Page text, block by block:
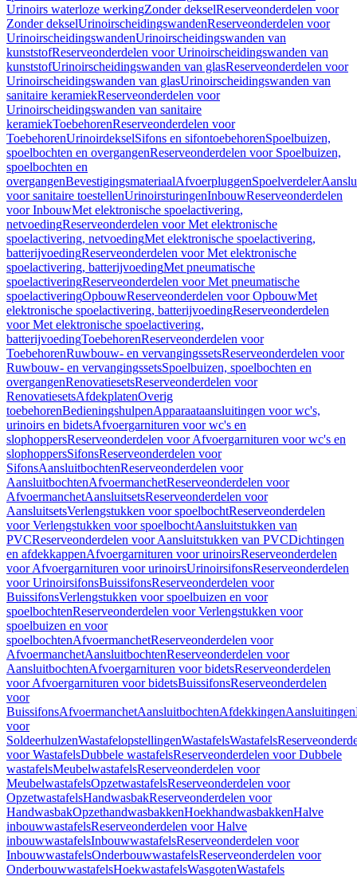
Urinoirs waterloze werkingZonder dekselReserveonderdelen voor
Zonder dekselUrinoirscheidingswandenReserveonderdelen voor
UrinoirscheidingswandenUrinoirscheidingswanden van
kunststofReserveonderdelen voor Urinoirscheidingswanden van
kunststofUrinoirscheidingswanden van glasReserveonderdelen voor
Urinoirscheidingswanden van glasUrinoirscheidingswanden van
sanitaire keramiekReserveonderdelen voor
Urinoirscheidingswanden van sanitaire
keramiekToebehorenReserveonderdelen voor
ToebehorenUrinoirdekselSifons en sifontoebehorenSpoelbuizen,
spoelbochten en overgangenReserveonderdelen voor Spoelbuizen,
spoelbochten en
overgangenBevestigingsmateriaalAfvoerpluggenSpoelverdeler
voor sanitaire toestellenUrinoirsturingenInbouwReserveonderdelen
voor InbouwMet elektronische spoelactivering,
netvoedingReserveonderdelen voor Met elektronische
spoelactivering, netvoedingMet elektronische spoelactivering,
batterijvoedingReserveonderdelen voor Met elektronische
spoelactivering, batterijvoedingMet pneumatische
spoelactiveringReserveonderdelen voor Met pneumatische
spoelactiveringOpbouwReserveonderdelen voor OpbouwMet
elektronische spoelactivering, batterijvoedingReserveonderdelen
voor Met elektronische spoelactivering,
batterijvoedingToebehorenReserveonderdelen voor
ToebehorenRuwbouw- en vervangingssetsReserveonderdelen voor
Ruwbouw- en vervangingssetsSpoelbuizen, spoelbochten en
overgangenRenovatiesetsReserveonderdelen voor
RenovatiesetsAfdekplatenOverig
toebehorenBedieningshulpenApparaataansluitingen voor wc's,
urinoirs en bidetsAfvoergarnituren voor wc's en
slophoppersReserveonderdelen voor Afvoergarnituren voor wc's en
slophoppersSifonsReserveonderdelen voor
SifonsAansluitbochtenReserveonderdelen voor
AansluitbochtenAfvoermanchetReserveonderdelen voor
AfvoermanchetAansluitsetsReserveonderdelen voor
AansluitsetsVerlengstukken voor spoelbochtReserveonderdelen
voor Verlengstukken voor spoelbochtAansluitstukken van
PVCReserveonderdelen voor Aansluitstukken van PVCDichtingen
en afdekkappenAfvoergarnituren voor urinoirsReserveonderdelen
voor Afvoergarnituren voor urinoirsUrinoirsifonsReserveonderdelen
voor UrinoirsifonsBuissifonsReserveonderdelen voor
BuissifonsVerlengstukken voor spoelbuizen en voor
spoelbochtenReserveonderdelen voor Verlengstukken voor
spoelbuizen en voor
spoelbochtenAfvoermanchetReserveonderdelen voor
AfvoermanchetAansluitbochtenReserveonderdelen voor
AansluitbochtenAfvoergarnituren voor bidetsReserveonderdelen
voor Afvoergarnituren voor bidetsBuissifonsReserveonderdelen
voor
BuissifonsAfvoermanchetAansluitbochtenAfdekkingenAansluitingen
voor
SoldeerhulzenWastafelopstellingenWastafelsWastafels
voor WastafelsDubbele wastafelsReserveonderdelen voor Dubbele
wastafelsMeubelwastafelsReserveonderdelen voor
MeubelwastafelsOpzetwastafelsReserveonderdelen voor
OpzetwastafelsHandwasbakReserveonderdelen voor
HandwasbakOpzethandwasbakkenHoekhandwasbakkenHalve
inbouwwastafelsReserveonderdelen voor Halve
inbouwwastafelsInbouwwastafelsReserveonderdelen voor
InbouwwastafelsOnderbouwwastafelsReserveonderdelen voor
OnderbouwwastafelsHoekwastafelsWasgotenWastafels